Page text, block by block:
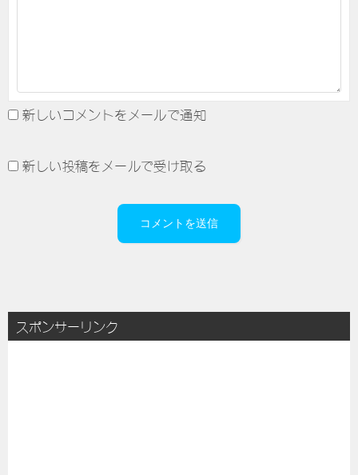
新しいコメントをメールで通知
新しい投稿をメールで受け取る
スポンサーリンク